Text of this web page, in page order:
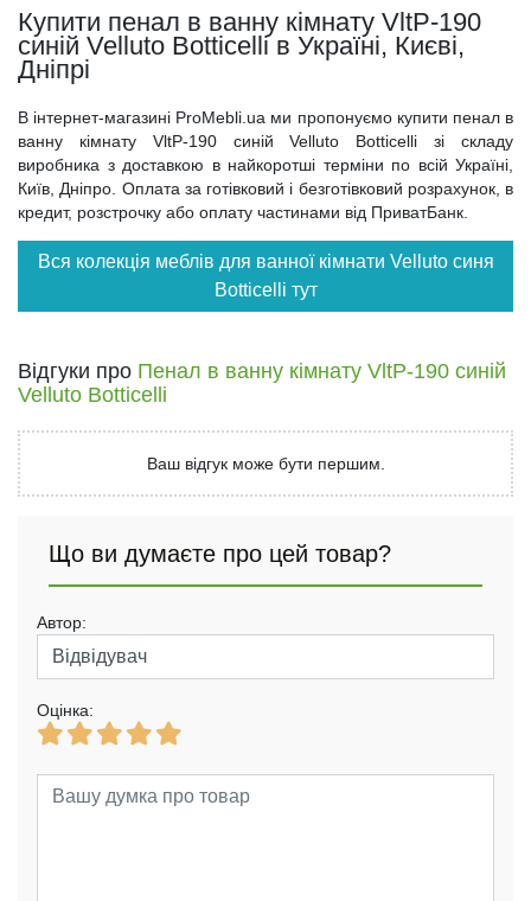
Купити пенал в ванну кімнату VltP-190
синій Velluto Botticelli в Україні, Києві,
Дніпрі
В інтернет-магазині ProMebli.ua ми пропонуємо купити пенал в
ванну кімнату VltP-190 синій Velluto Botticelli зі складу
виробника з доставкою в найкоротші терміни по всій Україні,
Київ, Дніпро. Оплата за готівковий і безготівковий розрахунок, в
кредит, розстрочку або оплату частинами від ПриватБанк.
Вся колекція меблів для ванної кімнати Velluto синя
Botticelli тут
Відгуки про Пенал в ванну кімнату VltP-190 синій
Velluto Botticelli
Ваш відгук може бути першим.
Що ви думаєте про цей товар?
Автор:
Оцінка: